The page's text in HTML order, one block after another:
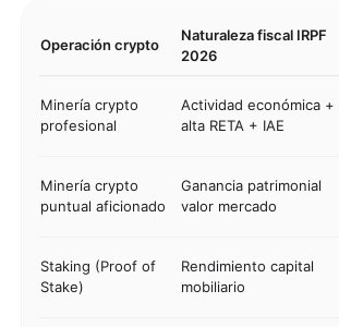
Operación crypto
Naturaleza fiscal IRPF
2026
Minería crypto
profesional
Actividad económica +
alta RETA + IAE
Minería crypto
puntual aficionado
Ganancia patrimonial
valor mercado
Staking (Proof of
Stake)
Rendimiento capital
mobiliario